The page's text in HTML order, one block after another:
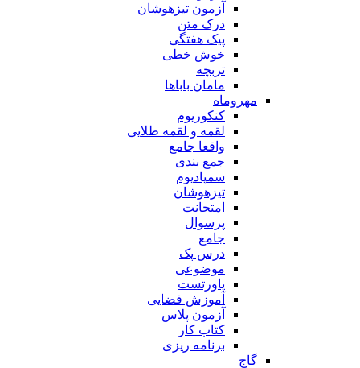
آزمون تیزهوشان
درک متن
پیک هفتگی
خوش خطی
تربچه
مامان باباها
مهروماه
کنکوریوم
لقمه و لقمه طلایی
واقعا جامع
جمع بندی
سمپادیوم
تیزهوشان
امتحانت
پرسوال
جامع
درس پک
موضوعی
پاورتست
آموزش فضایی
آزمون پلاس
کتاب کار
برنامه ریزی
گاج